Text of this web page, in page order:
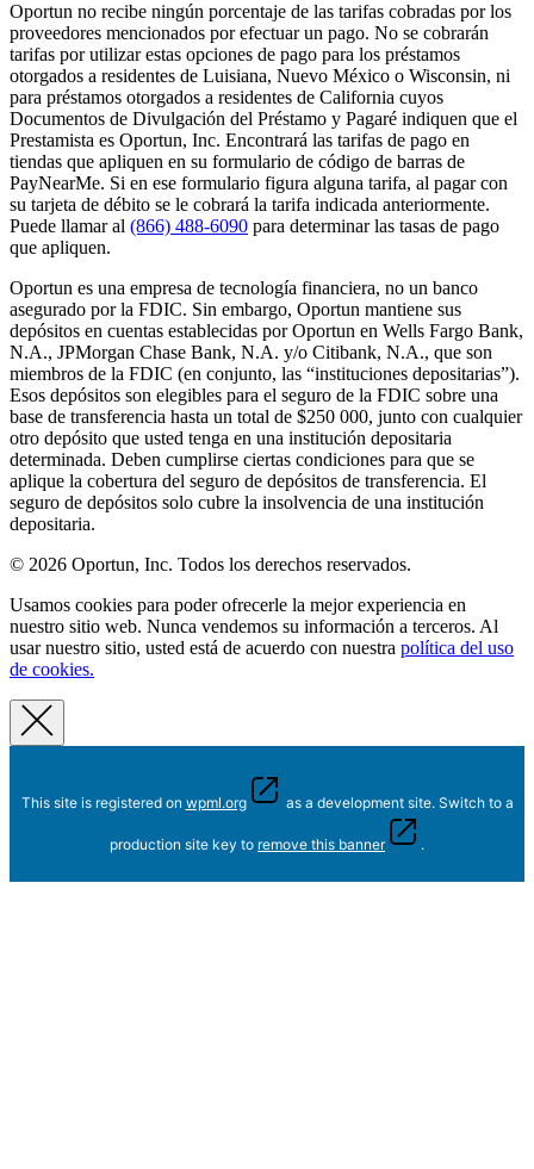
Oportun no recibe ningún porcentaje de las tarifas cobradas por los
proveedores mencionados por efectuar un pago. No se cobrarán
tarifas por utilizar estas opciones de pago para los préstamos
otorgados a residentes de Luisiana, Nuevo México o Wisconsin, ni
para préstamos otorgados a residentes de California cuyos
Documentos de Divulgación del Préstamo y Pagaré indiquen que el
Prestamista es Oportun, Inc. Encontrará las tarifas de pago en
tiendas que apliquen en su formulario de código de barras de
PayNearMe. Si en ese formulario figura alguna tarifa, al pagar con
su tarjeta de débito se le cobrará la tarifa indicada anteriormente.
Puede llamar al (866) 488-6090 para determinar las tasas de pago
que apliquen.
Oportun es una empresa de tecnología financiera, no un banco
asegurado por la FDIC. Sin embargo, Oportun mantiene sus
depósitos en cuentas establecidas por Oportun en Wells Fargo Bank,
N.A., JPMorgan Chase Bank, N.A. y/o Citibank, N.A., que son
miembros de la FDIC (en conjunto, las “instituciones depositarias”).
Esos depósitos son elegibles para el seguro de la FDIC sobre una
base de transferencia hasta un total de $250 000, junto con cualquier
otro depósito que usted tenga en una institución depositaria
determinada. Deben cumplirse ciertas condiciones para que se
aplique la cobertura del seguro de depósitos de transferencia. El
seguro de depósitos solo cubre la insolvencia de una institución
depositaria.
© 2026 Oportun, Inc. Todos los derechos reservados.
Usamos cookies para poder ofrecerle la mejor experiencia en
nuestro sitio web. Nunca vendemos su información a terceros. Al
usar nuestro sitio, usted está de acuerdo con nuestra política del uso
de cookies.
This site is registered on wpml.org as a development site. Switch to a
production site key to remove this banner .